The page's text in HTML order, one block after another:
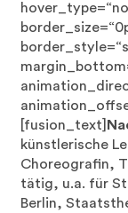
[fusion_text]
künstlerische
Choreografin,
tätig, u.a. für
Berlin,